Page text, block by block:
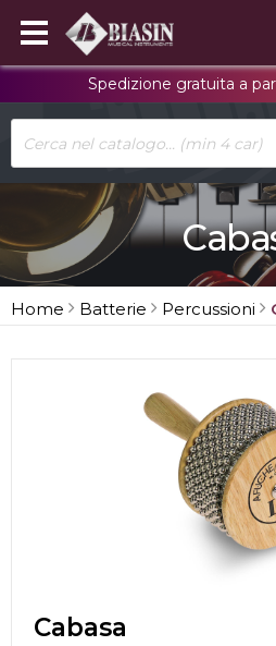
Spedizione gratuita a
Home Batterie Percussioni
Cabasa